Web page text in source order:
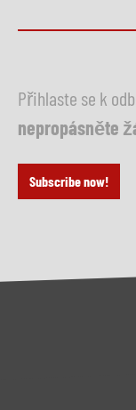
Přihlaste se k
nepropásněte
Subscribe now!